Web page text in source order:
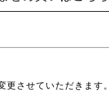
させていただきます。